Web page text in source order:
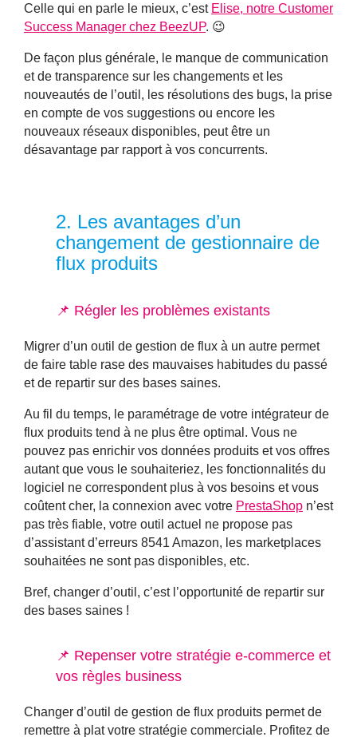
Celle qui en parle le mieux, c’est Elise, notre Customer
Success Manager chez BeezUP. 😉
De façon plus générale, le manque de communication
et de transparence sur les changements et les
nouveautés de l’outil, les résolutions des bugs, la prise
en compte de vos suggestions ou encore les
nouveaux réseaux disponibles, peut être un
désavantage par rapport à vos concurrents.
2. Les avantages d’un
changement de gestionnaire de
flux produits
📌 Régler les problèmes existants
Migrer d’un outil de gestion de flux à un autre permet
de faire table rase des mauvaises habitudes du passé
et de repartir sur des bases saines.
Au fil du temps, le paramétrage de votre intégrateur de
flux produits tend à ne plus être optimal. Vous ne
pouvez pas enrichir vos données produits et vos offres
autant que vous le souhaiteriez, les fonctionnalités du
logiciel ne correspondent plus à vos besoins et vous
coûtent cher, la connexion avec votre PrestaShop n’est
pas très fiable, votre outil actuel ne propose pas
d’assistant d’erreurs 8541 Amazon, les marketplaces
souhaitées ne sont pas disponibles, etc.
Bref, changer d’outil, c’est l’opportunité de repartir sur
des bases saines !
📌 Repenser votre stratégie e-commerce et
vos règles business
Changer d’outil de gestion de flux produits permet de
remettre à plat votre stratégie commerciale. Profitez de